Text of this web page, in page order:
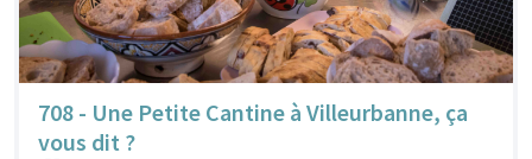
708 - Une Petite Cantine à Villeurbanne, ça
vous dit ?